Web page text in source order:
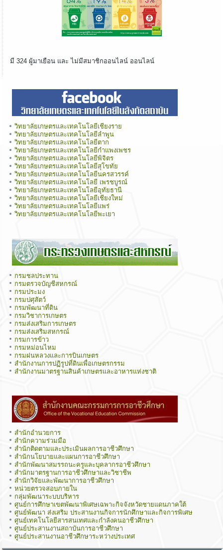
มี 324 ผู้มาเยือน และ ไม่มีสมาชิกออนไลน์ ออนไลน์
วิทยาลัยเกษตรและเทคโนโลยีเชียงราย
วิทยาลัยเกษตรและเทคโนโลยีลำพูน
วิทยาลัยเกษตรและเทคโนโลยีตาก
วิทยาลัยเกษตรและเทคโนโลยีกำแพงเพชร
วิทยาลัยเกษตรและเทคโนโลยีพิจิตร
วิทยาลัยเกษตรและเทคโนโลยีสุโขทัย
วิทยาลัยเกษตรและเทคโนโลยีนครสวรรค์
วิทยาลัยเกษตรและเทคโนโลยี เพรชบูรณ์
วิทยาลัยเกษตรและเทคโนโลยีอุทัยธานี
วิทยาลัยเกษตรและเทคโนโลยีเชียงใหม่
วิทยาลัยเกษตรและเทคโนโลยีแพร่
วิทยาลัยเกษตรและเทคโนโลยีพะเยา
กรมชลประทาน
กรมตรวจบัญชีสหกรณ์
กรมประมง
กรมปศุสัตว์
กรมพัฒนาที่ดิน
กรมวิชาการเกษตร
กรมส่งเสริมการเกษตร
กรมส่งเสริมสหกรณ์
กรมการข้าว
กรมหม่อนไหม
กรมฝนหลวงและการบินเกษตร
สำนักงานการปฏิรูปที่ดินเพื่อเกษตรกรรม
สำนักงานมาตรฐานสินค้าเกษตรและอาหารแห่งชาติ
สำนักอำนวยการ
สำนักความร่วมมือ
สำนักติดตามและประเมินผลการอาชีวศึกษา
สำนักนโยบายและแผนการอาชีวศึกษา
สำนักพัฒนาสมรรถนะครูและบุคลากรอาชีวศึกษา
สำนักมาตรฐานการอาชีวศึกษาและวิชาชีพ
สำนักวิจัยและพัฒนาการอาชีวศึกษา
หน่วยตรวจสอบภายใน
กลุ่มพัฒนาระบบบริหาร
ศูนย์การศึกษาเขตพัฒนาพิเศษเฉพาะกิจจังหวัดชายแดนภาคใต้
ศูนย์พัฒนา ส่งเสริม ประสานงานกิจการนักศึกษาและกิจการพิเศษ
ศูนย์เทคโนโลยีสารสนเทศและกำลังคนอาชีวศึกษา
ศูนย์ประสานงานสถาบันการอาชีวศึกษา
ศูนย์ประสานงานอาชีวศึกษาระหว่างประเทศ